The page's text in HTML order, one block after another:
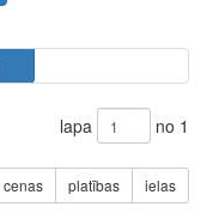
lapa no 1
cenas platības ielas